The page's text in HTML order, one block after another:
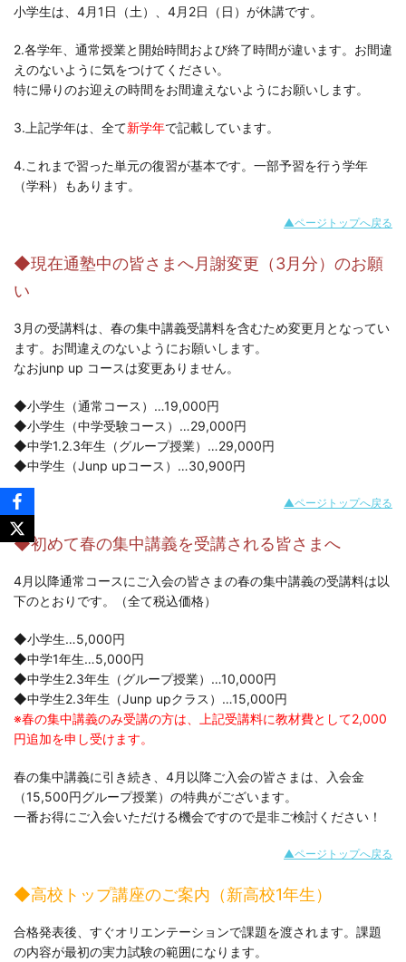
小学生は、4月1日（土）、4月2日（日）が休講です。
2.各学年、通常授業と開始時間および終了時間が違います。お間違
えのないように気をつけてください。
特に帰りのお迎えの時間をお間違えないようにお願いします。
3.上記学年は、全て新学年で記載しています。
4.これまで習った単元の復習が基本です。一部予習を行う学年
（学科）もあります。
▲ページトップへ戻る
◆現在通塾中の皆さまへ月謝変更（3月分）のお願
い
3月の受講料は、春の集中講義受講料を含むため変更月となってい
ます。お間違えのないようにお願いします。
なおjunp up コースは変更ありません。
◆小学生（通常コース）…19,000円
◆小学生（中学受験コース）…29,000円
◆中学1.2.3年生（グループ授業）…29,000円
◆中学生（Junp upコース）…30,900円
▲ページトップへ戻る
◆初めて春の集中講義を受講される皆さまへ
4月以降通常コースにご入会の皆さまの春の集中講義の受講料は以
下のとおりです。（全て税込価格）
◆小学生…5,000円
◆中学1年生…5,000円
◆中学生2.3年生（グループ授業）…10,000円
◆中学生2.3年生（Junp upクラス）…15,000円
※春の集中講義のみ受講の方は、上記受講料に教材費として2,000
円追加を申し受けます。
春の集中講義に引き続き、4月以降ご入会の皆さまは、入会金
（15,500円グループ授業）の特典がございます。
一番お得にご入会いただける機会ですので是非ご検討ください！
▲ページトップへ戻る
◆高校トップ講座のご案内（新高校1年生）
合格発表後、すぐオリエンテーションで課題を渡されます。課題
の内容が最初の実力試験の範囲になります。